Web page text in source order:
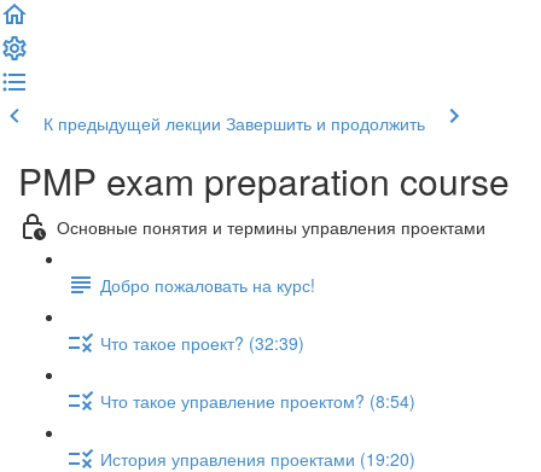
К предыдущей лекции Завершить и продолжить
PMP exam preparation course
Основные понятия и термины управления проектами
Добро пожаловать на курс!
Что такое проект? (32:39)
Что такое управление проектом? (8:54)
История управления проектами (19:20)